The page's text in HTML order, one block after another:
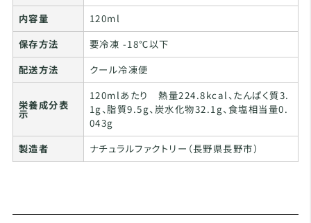
内容量
120ml
保存方法
要冷凍 -18℃以下
配送方法
クール冷凍便
栄養成分表
示
120mlあたり 熱量224.8kcal、たんぱく質3.
1g、脂質9.5g、炭水化物32.1g、食塩相当量0.
043g
製造者
ナチュラルファクトリー（長野県長野市）